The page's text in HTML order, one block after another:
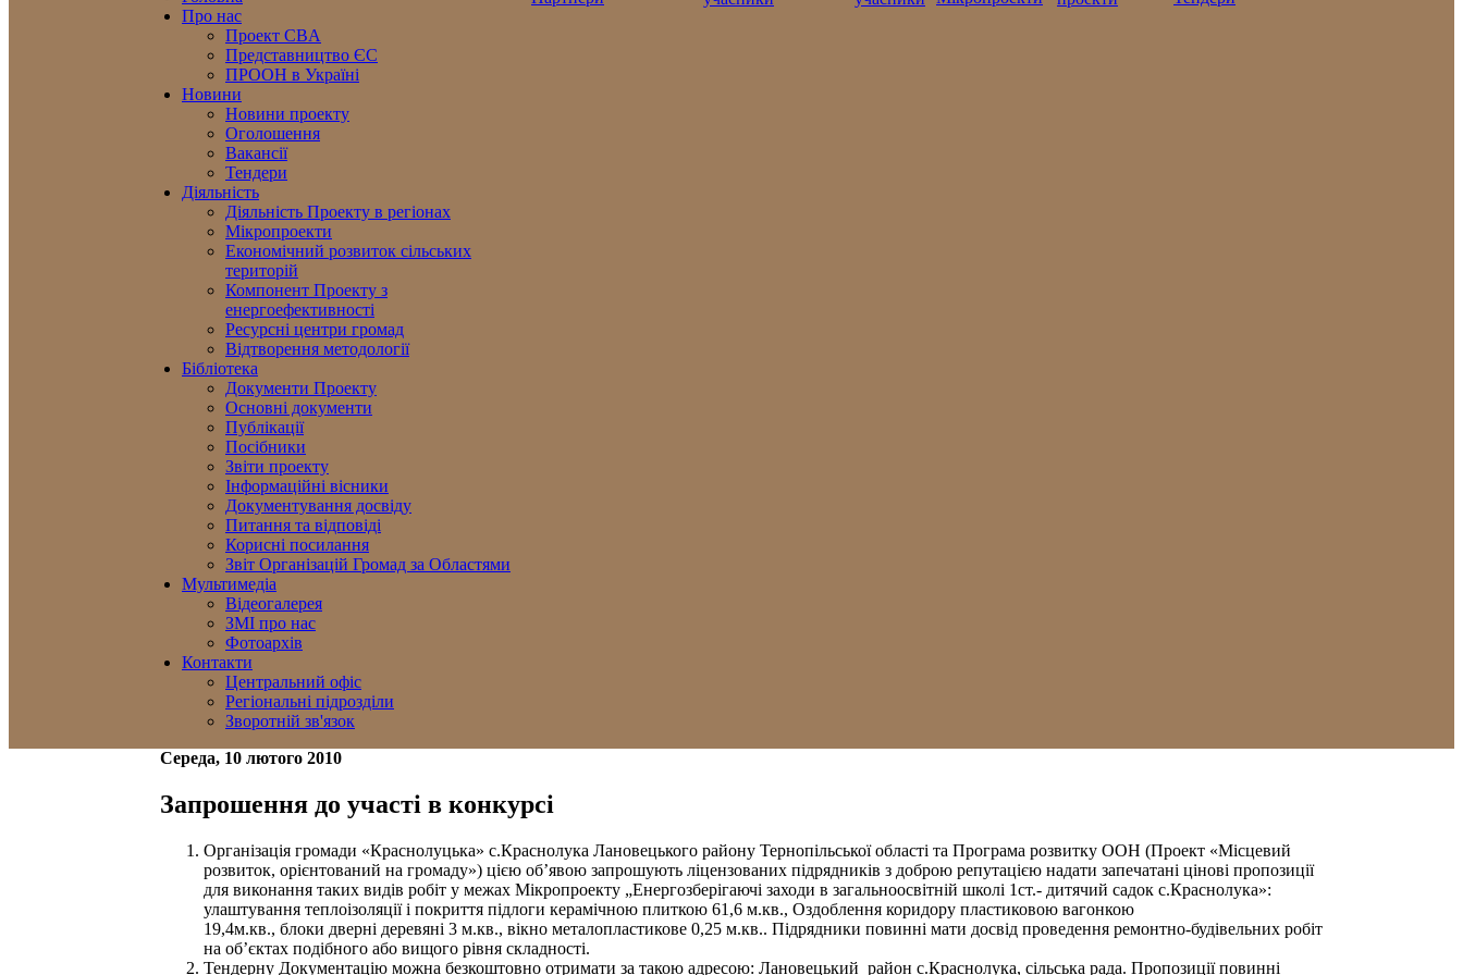
Про нас
Проект CBA
Представництво ЄС
ПРООН в Україні
Новини
Новини проекту
Оголошення
Вакансії
Тендери
Діяльність
Діяльність Проекту в регіонах
Мікропроекти
Економічний розвиток сільських
територій
Компонент Проекту з
енергоефективності
Ресурсні центри громад
Відтворення методології
Бібліотека
Документи Проекту
Основні документи
Публікації
Посібники
Звіти проекту
Інформаційні вісники
Документування досвіду
Питання та відповіді
Корисні посилання
Звіт Організацій Громад за Областями
Мультимедіа
Відеогалерея
ЗМІ про нас
Фотоархів
Контакти
Центральний офіс
Регіональні підрозділи
Зворотній зв'язок
Середа, 10 лютого 2010
Запрошення до участі в конкурсі
Організація громади «Краснолуцька» с.Краснолука Лановецького району Тернопільської області та Програма розвитку ООН (Проект «Місцевий
розвиток, орієнтований на громаду») цією об’явою запрошують ліцензованих підрядників з доброю репутацією надати запечатані цінові пропозиції
для виконання таких видів робіт у межах Мікропроекту „Енергозберігаючі заходи в загальноосвітній школі 1ст.- дитячий садок с.Краснолука»:
улаштування теплоізоляції і покриття підлоги керамічною плиткою 61,6 м.кв., Оздоблення коридору пластиковою вагонкою
19,4м.кв., блоки дверні деревяні 3 м.кв., вікно металопластикове 0,25 м.кв.. Підрядники повинні мати досвід проведення ремонтно-будівельних робіт
на об’єктах подібного або вищого рівня складності.
Тендерну Документацію можна безкоштовно отримати за такою адресою: Лановецький район с.Краснолука, сільська рада. Пропозиції повинні